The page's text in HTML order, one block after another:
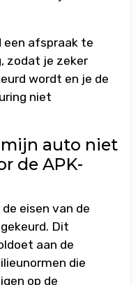
een afspraak te
zodat je zeker
wordt en je de
niet
auto niet
de APK-
eisen van de
Dit
aan de
die
op de